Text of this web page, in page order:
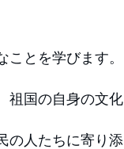
とを学びます。
祖国の自身の文
人たちに寄り